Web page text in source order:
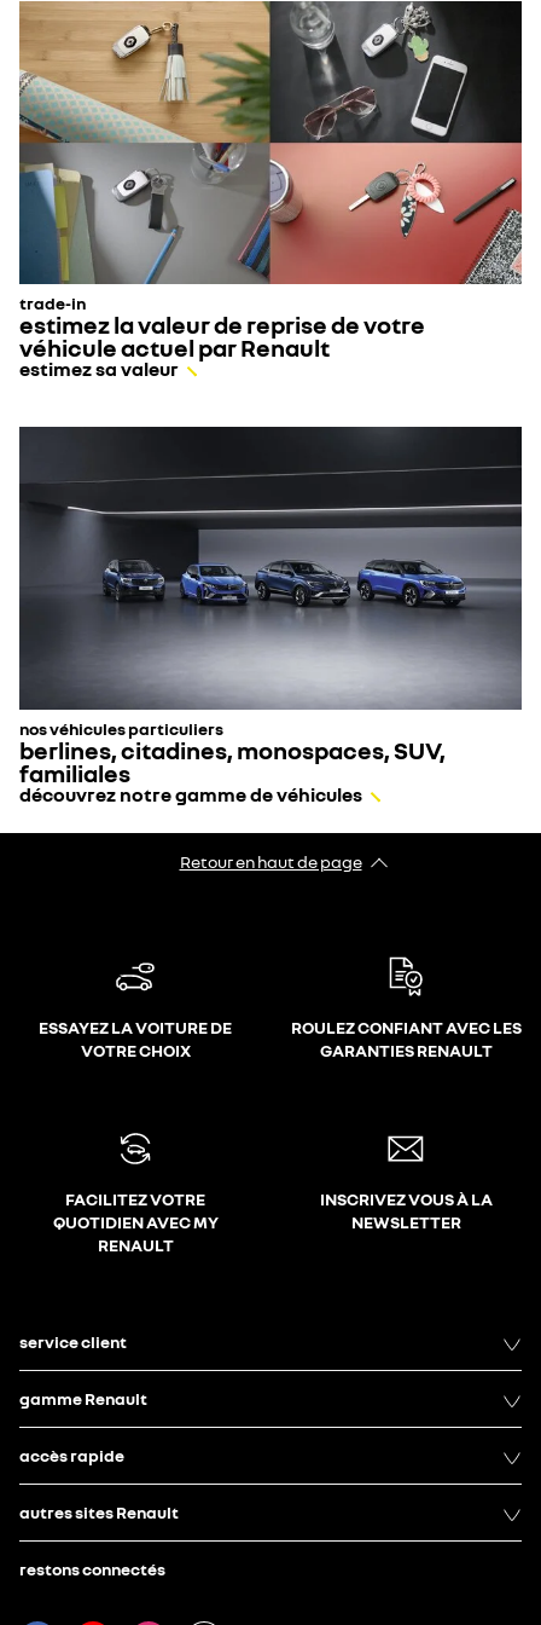
trade-in
estimez la valeur de reprise de votre
véhicule actuel par Renault
estimez sa valeur
nos véhicules particuliers
berlines, citadines, monospaces, SUV,
familiales
découvrez notre gamme de véhicules
Retour en haut de page
ESSAYEZ LA VOITURE DE
VOTRE CHOIX
ROULEZ CONFIANT AVEC LES
GARANTIES RENAULT
FACILITEZ VOTRE
QUOTIDIEN AVEC MY
RENAULT
INSCRIVEZ VOUS À LA
NEWSLETTER
service client
gamme Renault
accès rapide
autres sites Renault
restons connectés